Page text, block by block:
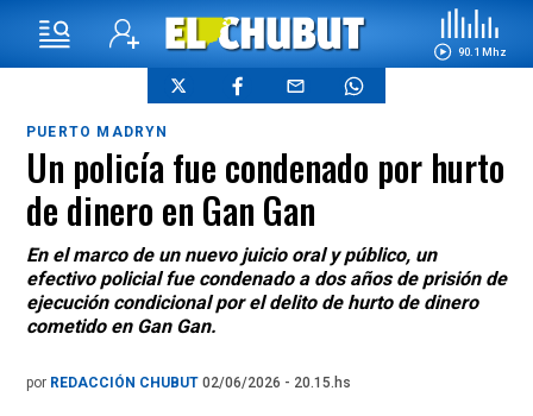
90.1 Mhz
PUERTO MADRYN
Un policía fue condenado por hurto
de dinero en Gan Gan
En el marco de un nuevo juicio oral y público, un
efectivo policial fue condenado a dos años de prisión de
ejecución condicional por el delito de hurto de dinero
cometido en Gan Gan.
por REDACCIÓN CHUBUT 02/06/2026 - 20.15.hs